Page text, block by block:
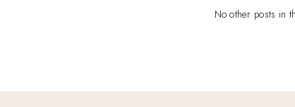
No other posts in